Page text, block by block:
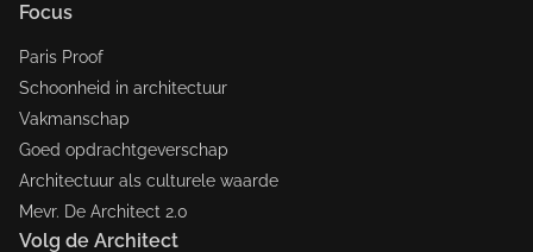
Focus
Paris Proof
Schoonheid in architectuur
Vakmanschap
Goed opdrachtgeverschap
Architectuur als culturele waarde
Mevr. De Architect 2.0
Volg de Architect